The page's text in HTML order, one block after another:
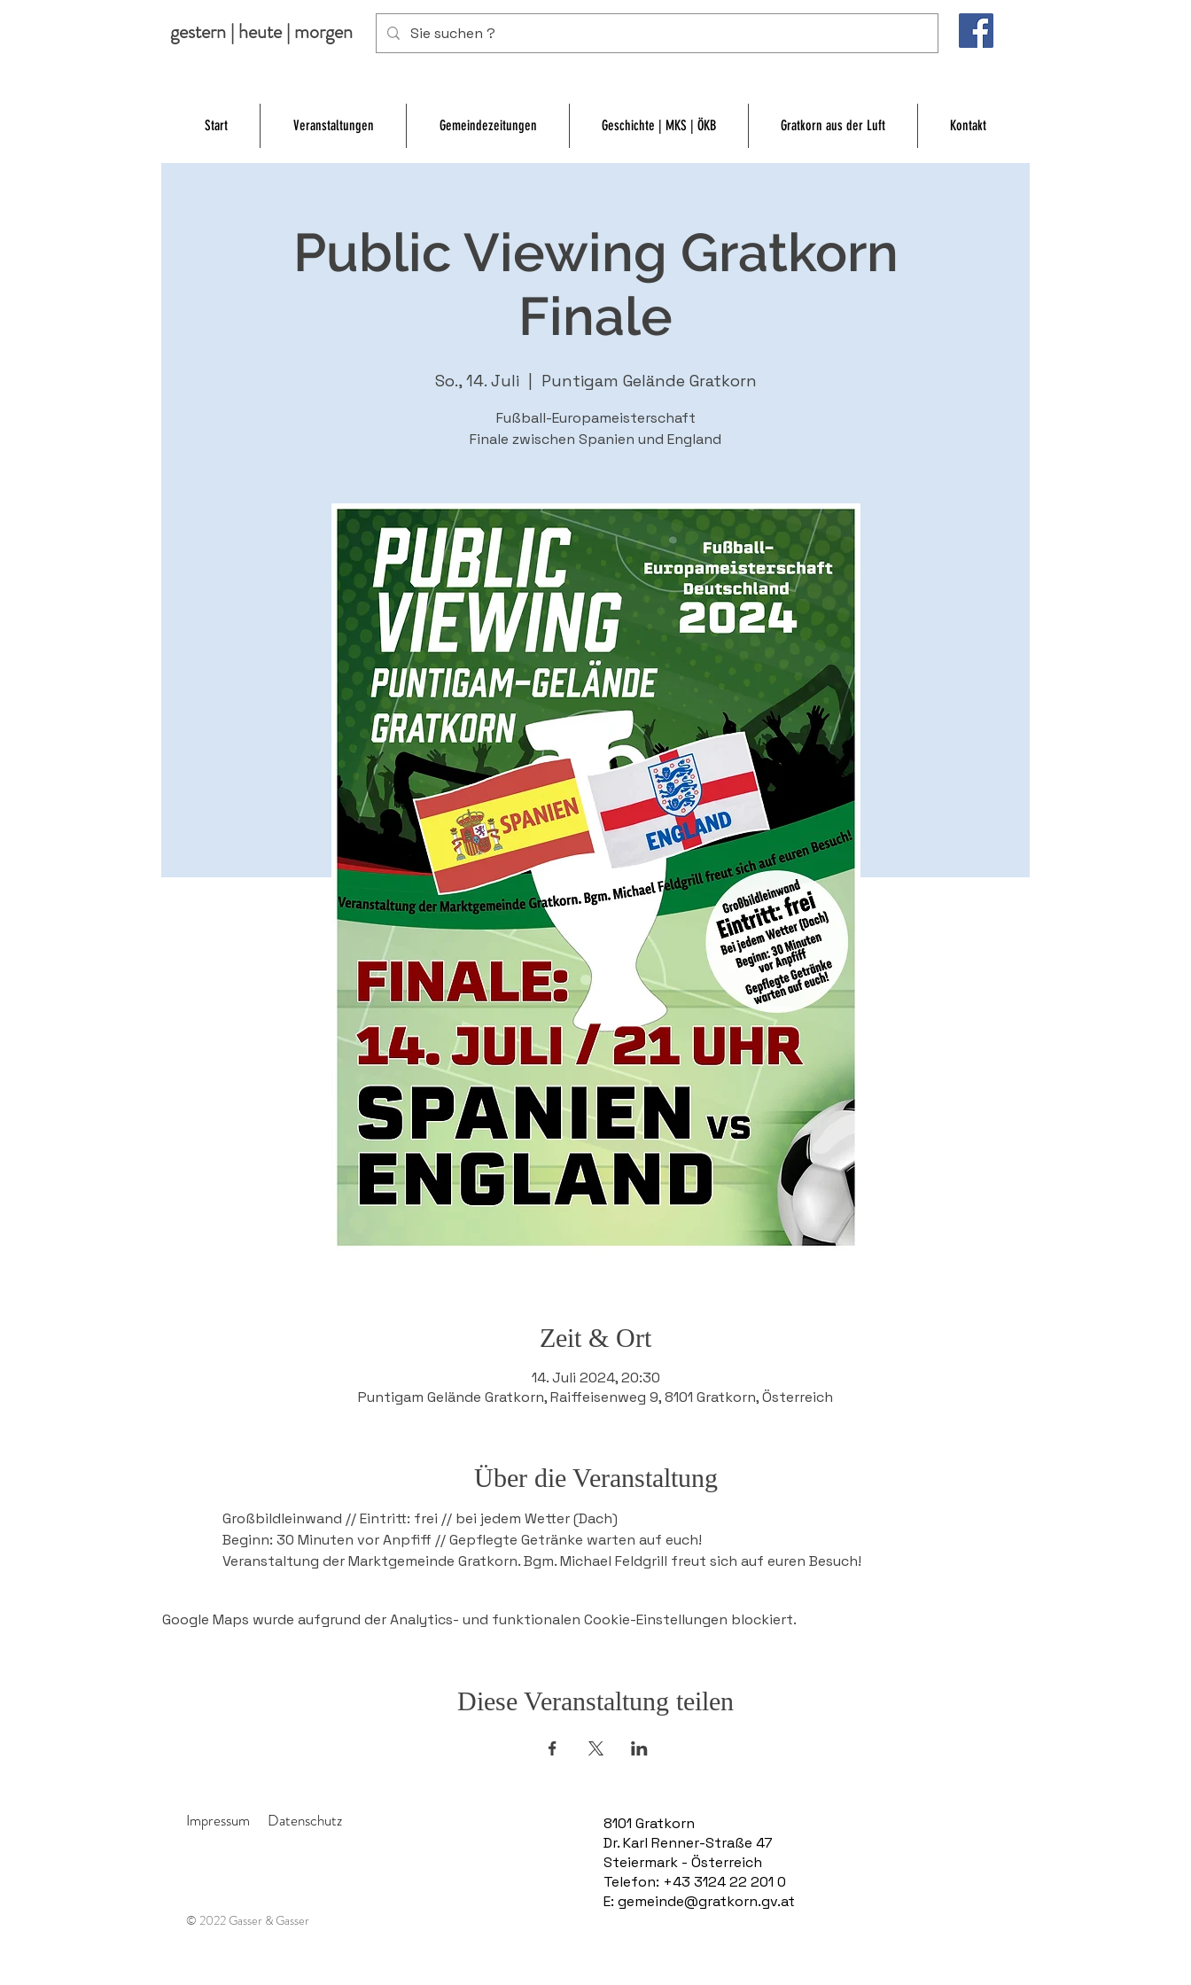
gestern | heute | morgen
Start Veranstaltungen Gemeindezeitungen Geschichte | MKS | ÖKB Gratkorn aus der Luft Kontakt
Public Viewing Gratkorn
Finale
So., 14. Juli Puntigam Gelände Gratkorn
Fußball-Europameisterschaft
Finale zwischen Spanien und England
Zeit & Ort
14. Juli 2024, 20:30
Puntigam Gelände Gratkorn, Raiffeisenweg 9, 8101 Gratkorn, Österreich
Über die Veranstaltung
Großbildleinwand // Eintritt: frei // bei jedem Wetter (Dach)
Beginn: 30 Minuten vor Anpfiff // Gepflegte Getränke warten auf euch!
Veranstaltung der Marktgemeinde Gratkorn. Bgm. Michael Feldgrill freut sich auf euren Besuch!
Google Maps wurde aufgrund der Analytics- und funktionalen Cookie-Einstellungen blockiert.
Diese Veranstaltung teilen
Impressum Datenschutz
8101 Gratkorn
Dr. Karl Renner-Straße 47
Steiermark - Österreich
Telefon: +43 3124 22 201 0
E: gemeinde@gratkorn.gv.at
© 2022 Gasser & Gasser